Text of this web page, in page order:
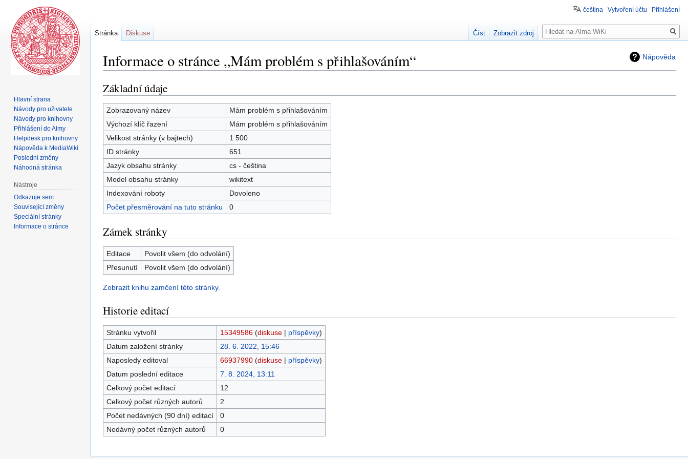
Nápověda
Informace o stránce „Mám problém s přihlašováním“
Skočit
na
navigaci
Skočit
na
vyhledávání
Základní údaje
Zobrazovaný název
Mám problém s přihlašováním
Výchozí klíč řazení
Mám problém s přihlašováním
Velikost stránky (v bajtech)
1 500
ID stránky
651
Jazyk obsahu stránky
cs - čeština
Model obsahu stránky
wikitext
Indexování roboty
Dovoleno
Počet přesměrování na tuto stránku
0
Zámek stránky
Editace
Povolit všem (do odvolání)
Přesunutí
Povolit všem (do odvolání)
Zobrazit knihu zamčení této stránky.
Historie editací
Stránku vytvořil 15349586 (diskuse| příspěvky)
Datum založení stránky
28. 6. 2022, 15:46
Naposledy editoval
66937990 (diskuse| příspěvky)
Datum poslední editace
7. 8. 2024, 13:11
Celkový počet editací
12
Celkový počet různých autorů
2
Počet nedávných (90 dní) editací
0
Nedávný počet různých autorů
0
čeština Vytvoření účtu Přihlášení
Stránka Diskuse Číst Zobrazit zdroj
Hledat
Hlavní strana
Návody pro uživatele
Návody pro knihovny
Přihlášení do Almy
Helpdesk pro knihovny
Nápověda k MediaWiki
Poslední změny
Náhodná stránka
Nástroje
Odkazuje sem
Související změny
Speciální stránky
Informace o stránce